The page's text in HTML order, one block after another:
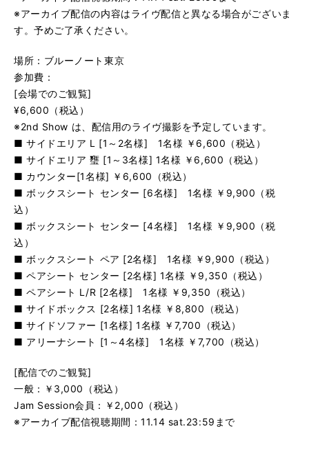
※アーカイブ配信の内容はライヴ配信と異なる場合がございま
す。予めご了承ください。
場所：ブルーノート東京
参加費：
[会場でのご観覧]
¥6,600（税込）
※2nd Show は、配信用のライヴ撮影を予定しています。
■ サイドエリア L [1～2名様] 1名様 ￥6,600（税込）
■ サイドエリア 㻾 [1～3名様] 1名様 ￥6,600（税込）
■ カウンター[1名様] ￥6,600（税込）
■ ボックスシート センター [6名様] 1名様 ￥9,900（税
込）
■ ボックスシート センター [4名様] 1名様 ￥9,900（税
込）
■ ボックスシート ペア [2名様] 1名様 ￥9,900（税込）
■ ペアシート センター [2名様] 1名様 ￥9,350（税込）
■ ペアシート L/R [2名様] 1名様 ￥9,350（税込）
■ サイドボックス [2名様] 1名様 ￥8,800（税込）
■ サイドソファー [1名様] 1名様 ￥7,700（税込）
■ アリーナシート [1～4名様] 1名様 ￥7,700（税込）
[配信でのご観覧]
一般：￥3,000（税込）
Jam Session会員：￥2,000（税込）
※アーカイブ配信視聴期間：11.14 sat.23:59まで